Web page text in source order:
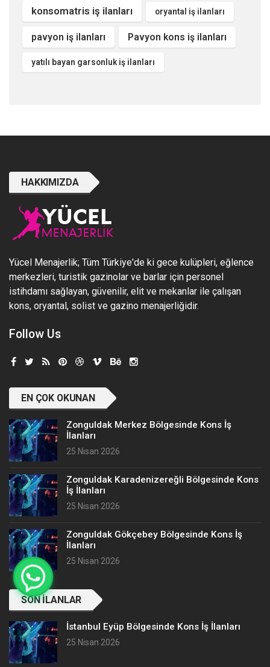
konsomatris iş ilanları oryantal iş ilanları
pavyon iş ilanları Pavyon kons iş ilanları
yatılı bayan garsonluk iş ilanları
HAKKIMIZDA
Yücel Menajerlik; Tüm Türkiye'de ki gece kulüpleri, eğlence
merkezleri, turistik gazinolar ve barlar için personel
istihdamı sağlayan, güvenilir, elit ve mekanlar ile çalışan
kons, oryantal, solist ve gazino menajerliğidir.
Follow Us
EN ÇOK OKUNAN
Zonguldak Merkez Bölgesinde Kons İş
İlanları
25 Nisan 2026
Zonguldak Karadenizereğli Bölgesinde Kons
İş İlanları
25 Nisan 2026
Zonguldak Gökçebey Bölgesinde Kons İş
İlanları
25 Nisan 2026
SON İLANLAR
İstanbul Eyüp Bölgesinde Kons İş İlanları
25 Nisan 2026